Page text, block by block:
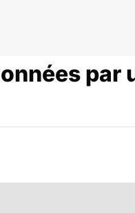
par